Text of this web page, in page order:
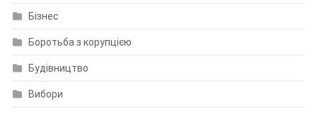
Бізнес
Боротьба з корупцією
Будівництво
Вибори